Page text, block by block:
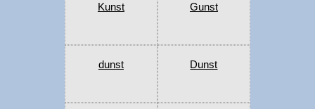
Kunst Gunst
dunst Dunst